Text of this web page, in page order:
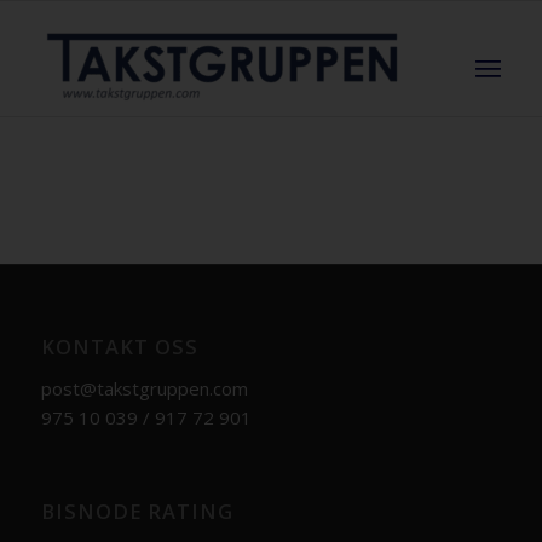
post@takstgruppen.com
975 10 039 / 917 72 901